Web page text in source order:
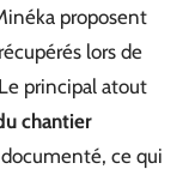
proposent
lors de
principal atout
chantier
ce qui